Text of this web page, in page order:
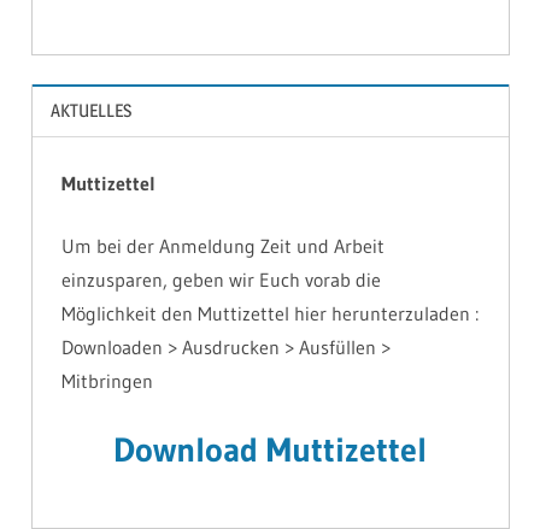
AKTUELLES
Muttizettel
Um bei der Anmeldung Zeit und Arbeit
einzusparen, geben wir Euch vorab die
Möglichkeit den Muttizettel hier herunterzuladen :
Downloaden > Ausdrucken > Ausfüllen >
Mitbringen
Download Muttizettel